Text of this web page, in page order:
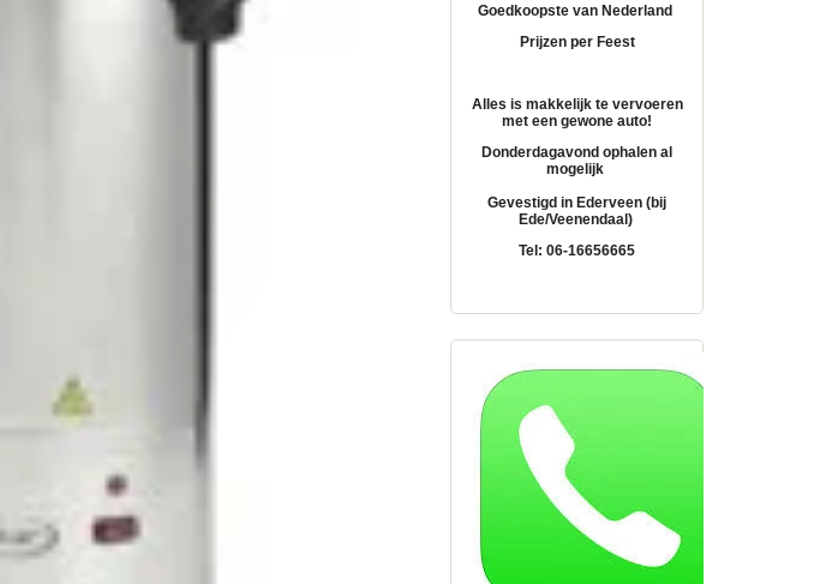
Goedkoopste van Nederland
Prijzen per Feest
Alles is makkelijk te vervoeren
met een gewone auto!
Donderdagavond ophalen al
mogelijk
Gevestigd in Ederveen (bij
Ede/Veenendaal)
Tel: 06-16656665